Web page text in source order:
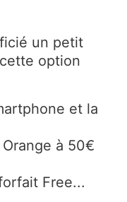
un petit
option
et la
à 50€
Free...